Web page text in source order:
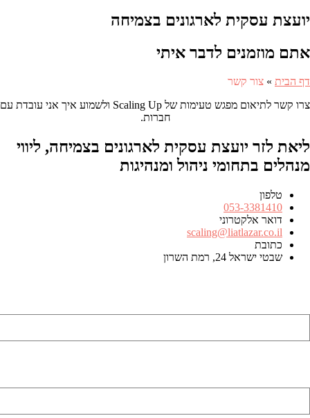
יועצת עסקית לארגונים בצמיחה
אתם מוזמנים לדבר איתי
דף הבית » צור קשר
צרו קשר לתיאום מפגש טעימות של Scaling Up ולשמוע איך אני עובדת עם
חברות.
ליאת לזר יועצת עסקית לארגונים בצמיחה, ליווי
מנהלים בתחומי ניהול ומנהיגות
טלפון
מספר
טלפון
053-3381410
דואר אלקטרוני
scaling@liatlazar.co.il
כתובת
כתובת
שבטי ישראל 24, רמת השרון